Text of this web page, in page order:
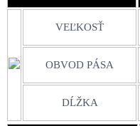
VEĽKOSŤ
OBVOD PÁSA
DĹŽKA